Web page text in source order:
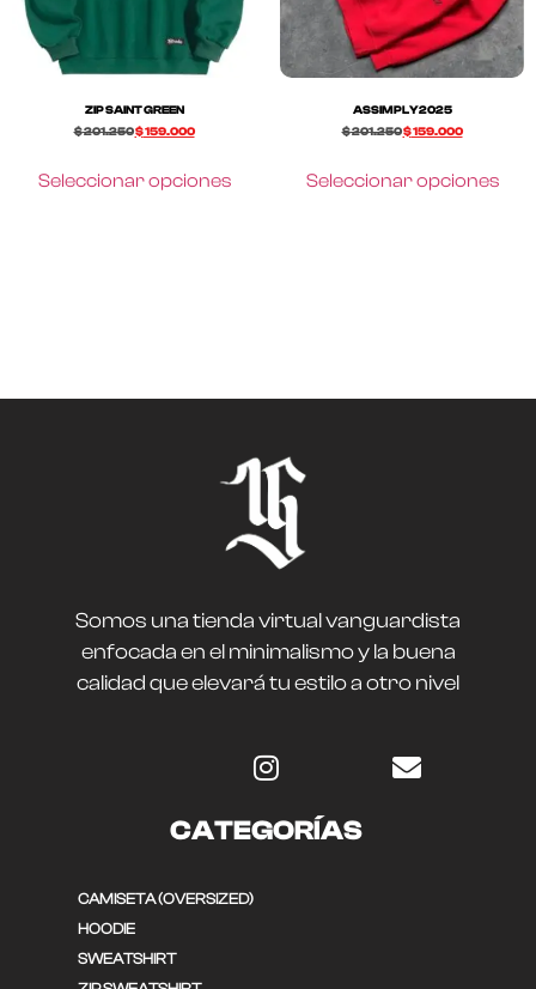
ZIP SAINT GREEN
$201.250$159.000
Seleccionar opciones
ASSIMPLY2025
$201.250$159.000
Seleccionar opciones
Somos una tienda virtual vanguardista
enfocada en el minimalismo y la buena
calidad que elevará tu estilo a otro nivel
CATEGORÍAS
CAMISETA (OVERSIZED)
HOODIE
SWEATSHIRT